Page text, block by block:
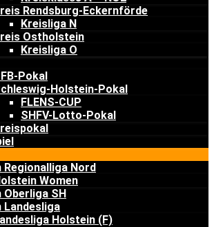
Rendsburg-Eckernförde
Kreisliga N
Ostholstein
Kreisliga O
Pokal
Holstein-Pokal
FLENS-CUP
SHFV-Lotto-Pokal
Regionalliga Nord
Women
Oberliga SH
Landesliga
Holstein (F)